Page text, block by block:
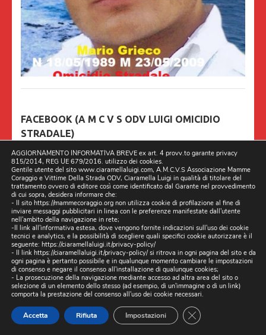
FACEBOOK (A M C V S ODV LUIGI OMICIDIO
STRADALE)
UTENTI IN LINEA
6 utentiIn linea
ONLINE VISITORS:0
TODAY'S VIEWS:10.765
VISITATORI DI OGGI:33
AGGIORNAMENTO INFORMATIVA BREVE ex art. 4 provv.to garante privacy
815/2014, REG UE 679/2016. utilizzo dei cookies.
Gentile utente del sito www.ciaramellaluigi.com, A.M.C.V.S Associazione Mamme
Coraggio e Vittime Della Strada ODV, Ciaramella Luigi in qualità di titolare del
trattamento ovvero di editore così come identificato dal Garante nel provvedimento
di cui sopra, desidera informare che:
- Il sito https://mammecoraggio.org non utilizza cookie di profilazione al fine di
inviare messaggi pubblicitari in linea con le preferenze manifestate dall'utente
nell'ambito della navigazione in rete;
-Il link all'informativa estesa, dove vengono fornite indicazioni sull'uso dei cookie
tecnici e analytics, e la possibilità di scegliere quali specifici cookie autorizzare è il
seguente: https://ciaramellaluigi.it/privacy-policy/
- Il link https://ciaramellaluigi.it/privacy-policy/si ritrova in ogni pagina del sito e da
ogni pagina è pertanto possibile e in qualunque momento cambiare le impostazioni
di consenso e negare il consenso all'installazione di qualunque cookies;
- La prosecuzione della navigazione mediante accesso ad altra area del sito o
selezione di un elemento dello stesso (ad esempio, di un'immagine o di un link)
comporta la prestazione del consenso all'uso dei cookie necessari.
Accetta Rifiuta Impostazioni CLOSE GDPR